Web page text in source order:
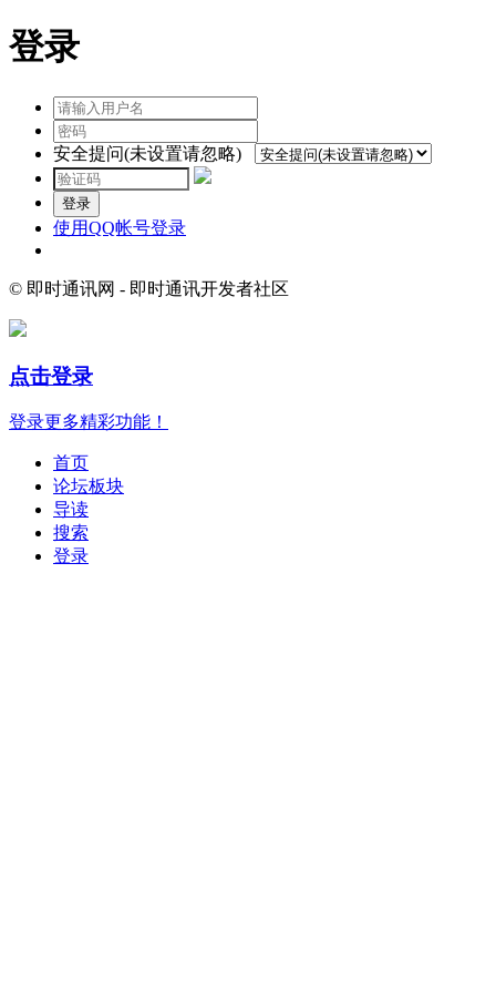
登录
安全提问(未设置请忽略)
登录
使用QQ帐号登录
© 即时通讯网 - 即时通讯开发者社区
点击登录
登录更多精彩功能！
首页
论坛板块
导读
搜索
登录